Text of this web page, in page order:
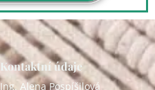
Kontaktní údaje
Ing. Alena Pospíšilová